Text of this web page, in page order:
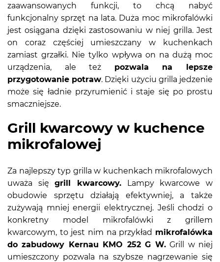
zaawansowanych funkcji, to chcą nabyć
funkcjonalny sprzęt na lata. Duża moc mikrofalówki
jest osiągana dzięki zastosowaniu w niej grilla. Jest
on coraz częściej umieszczany w kuchenkach
zamiast grzałki. Nie tylko wpływa on na dużą moc
urządzenia, ale też pozwala na lepsze
przygotowanie potraw. Dzięki użyciu grilla jedzenie
może się ładnie przyrumienić i staje się po prostu
smaczniejsze.
Grill kwarcowy w kuchence
mikrofalowej
Za najlepszy typ grilla w kuchenkach mikrofalowych
uważa sięgrill kwarcowy. Lampy kwarcowe w
obudowie sprzętu działają efektywniej, a także
zużywają mniej energii elektrycznej. Jeśli chodzi o
konkretny model mikrofalówki z grillem
kwarcowym, to jest nim na przykład mikrofalówka
do zabudowy Kernau KMO 252 G W.Grill w niej
umieszczony pozwala na szybsze nagrzewanie się